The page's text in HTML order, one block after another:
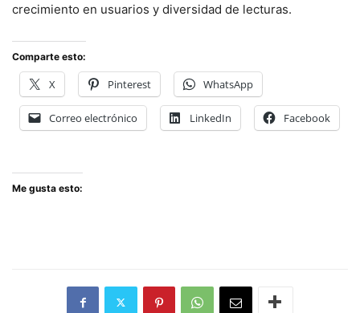
crecimiento en usuarios y diversidad de lecturas.
Comparte esto:
X Pinterest WhatsApp
Correo electrónico LinkedIn Facebook
Me gusta esto: